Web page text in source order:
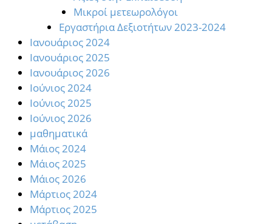
Μικροί μετεωρολόγοι
Εργαστήρια Δεξιοτήτων 2023-2024
Ιανουάριος 2024
Ιανουάριος 2025
Ιανουάριος 2026
Ιούνιος 2024
Ιούνιος 2025
Ιούνιος 2026
μαθηματικά
Μάιος 2024
Μάιος 2025
Μάιος 2026
Μάρτιος 2024
Μάρτιος 2025